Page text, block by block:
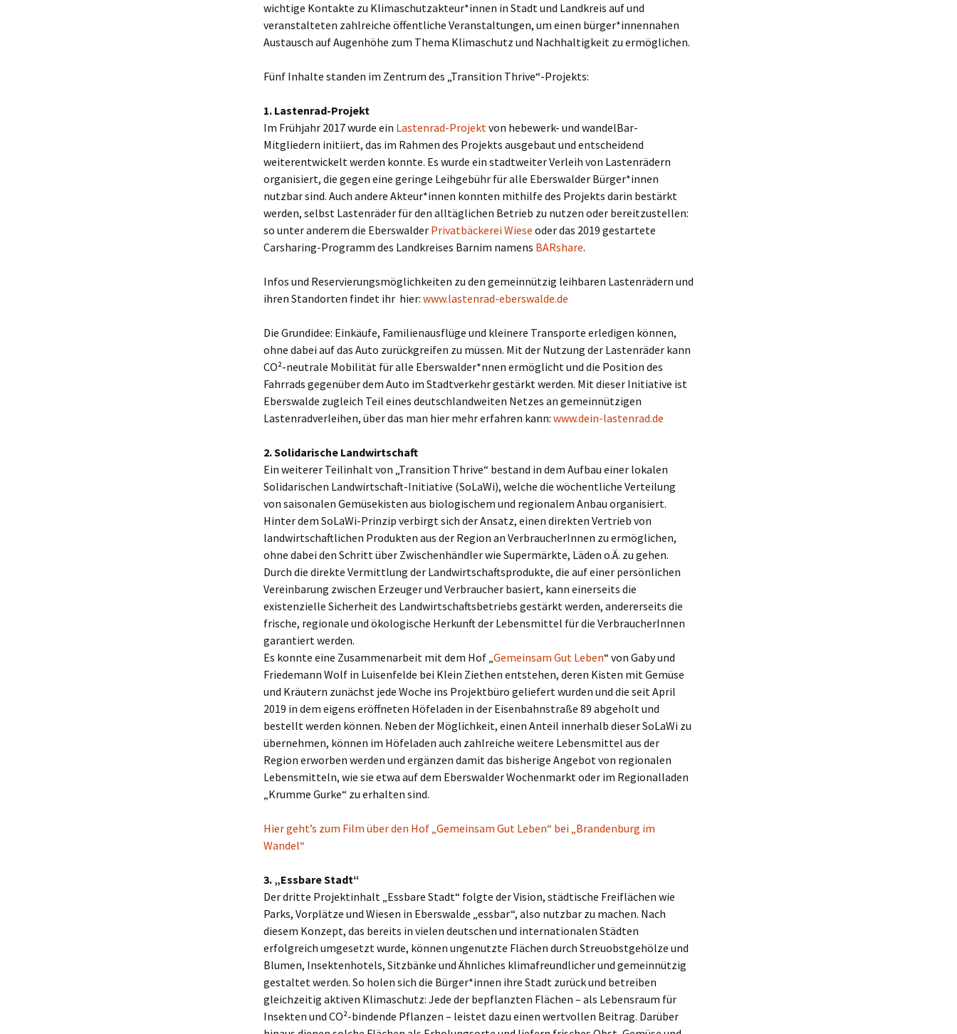
wichtige Kontakte zu Klimaschutzakteur*innen in Stadt und Landkreis auf und
veranstalteten zahlreiche öffentliche Veranstaltungen, um einen bürger*innennahen
Austausch auf Augenhöhe zum Thema Klimaschutz und Nachhaltigkeit zu ermöglichen.
Fünf Inhalte standen im Zentrum des „Transition Thrive“-Projekts:
1. Lastenrad-Projekt
Im Frühjahr 2017 wurde ein Lastenrad-Projektvon hebewerk- und wandelBar-
Mitgliedern initiiert, das im Rahmen des Projekts ausgebaut und entscheidend
weiterentwickelt werden konnte. Es wurde ein stadtweiter Verleih von Lastenrädern
organisiert, die gegen eine geringe Leihgebühr für alle Eberswalder Bürger*innen
nutzbar sind. Auch andere Akteur*innen konnten mithilfe des Projekts darin bestärkt
werden, selbst Lastenräder für den alltäglichen Betrieb zu nutzen oder bereitzustellen:
so unter anderem die Eberswalder Privatbäckerei Wiese oder das 2019 gestartete
Carsharing-Programm des Landkreises Barnim namens BARshare.
Infos und Reservierungsmöglichkeiten zu den gemeinnützig leihbaren Lastenrädern und
ihren Standorten findet ihr hier: www.lastenrad-eberswalde.de
Die Grundidee: Einkäufe, Familienausflüge und kleinere Transporte erledigen können,
ohne dabei auf das Auto zurückgreifen zu müssen. Mit der Nutzung der Lastenräder kann
CO²-neutrale Mobilität für alle Eberswalder*nnen ermöglicht und die Position des
Fahrrads gegenüber dem Auto im Stadtverkehr gestärkt werden. Mit dieser Initiative ist
Eberswalde zugleich Teil eines deutschlandweiten Netzes an gemeinnützigen
Lastenradverleihen, über das man hier mehr erfahren kann: www.dein-lastenrad.de
2. Solidarische Landwirtschaft
Ein weiterer Teilinhalt von „Transition Thrive“ bestand in dem Aufbau einer lokalen
Solidarischen Landwirtschaft-Initiative (SoLaWi), welche die wöchentliche Verteilung
von saisonalen Gemüsekisten aus biologischem und regionalem Anbau organisiert.
Hinter dem SoLaWi-Prinzip verbirgt sich der Ansatz, einen direkten Vertrieb von
landwirtschaftlichen Produkten aus der Region an VerbraucherInnen zu ermöglichen,
ohne dabei den Schritt über Zwischenhändler wie Supermärkte, Läden o.Ä. zu gehen.
Durch die direkte Vermittlung der Landwirtschaftsprodukte, die auf einer persönlichen
Vereinbarung zwischen Erzeuger und Verbraucher basiert, kann einerseits die
existenzielle Sicherheit des Landwirtschaftsbetriebs gestärkt werden, andererseits die
frische, regionale und ökologische Herkunft der Lebensmittel für die VerbraucherInnen
garantiert werden.
Es konnte eine Zusammenarbeit mit dem Hof „Gemeinsam Gut Leben“ von Gaby und
Friedemann Wolf in Luisenfelde bei Klein Ziethen entstehen, deren Kisten mit Gemüse
und Kräutern zunächst jede Woche ins Projektbüro geliefert wurden und die seit April
2019 in dem eigens eröffneten Höfeladen in der Eisenbahnstraße 89 abgeholt und
bestellt werden können. Neben der Möglichkeit, einen Anteil innerhalb dieser SoLaWi zu
übernehmen, können im Höfeladen auch zahlreiche weitere Lebensmittel aus der
Region erworben werden und ergänzen damit das bisherige Angebot von regionalen
Lebensmitteln, wie sie etwa auf dem Eberswalder Wochenmarkt oder im Regionalladen
„Krumme Gurke“ zu erhalten sind.
Hier geht’s zum Film über den Hof „Gemeinsam Gut Leben“ bei „Brandenburg im
Wandel“
3. „Essbare Stadt“
Der dritte Projektinhalt „Essbare Stadt“ folgte der Vision, städtische Freiflächen wie
Parks, Vorplätze und Wiesen in Eberswalde „essbar“, also nutzbar zu machen. Nach
diesem Konzept, das bereits in vielen deutschen und internationalen Städten
erfolgreich umgesetzt wurde, können ungenutzte Flächen durch Streuobstgehölze und
Blumen, Insektenhotels, Sitzbänke und Ähnliches klimafreundlicher und gemeinnützig
gestaltet werden. So holen sich die Bürger*innen ihre Stadt zurück und betreiben
gleichzeitig aktiven Klimaschutz: Jede der bepflanzten Flächen – als Lebensraum für
Insekten und CO²-bindende Pflanzen – leistet dazu einen wertvollen Beitrag. Darüber